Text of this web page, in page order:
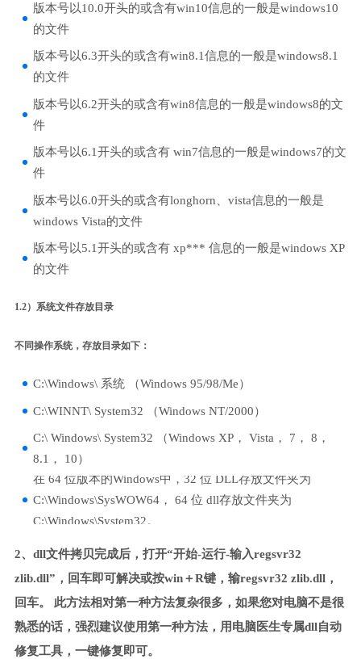
版本号以10.0开头的或含有win10信息的一般是windows10
的文件
版本号以6.3开头的或含有win8.1信息的一般是windows8.1
的文件
版本号以6.2开头的或含有win8信息的一般是windows8的文
件
版本号以6.1开头的或含有 win7信息的一般是windows7的文
件
版本号以6.0开头的或含有longhorn、vista信息的一般是
windows Vista的文件
版本号以5.1开头的或含有 xp*** 信息的一般是windows XP
的文件
1.2）系统文件存放目录
不同操作系统，存放目录如下：
C:\Windows\ 系统 （Windows 95/98/Me）
C:\WINNT\ System32 （Windows NT/2000）
C:\ Windows\ System32 （Windows XP， Vista， 7， 8，
8.1， 10）
在 64 位版本的Windows中，32 位 DLL存放文件夹为
C:\Windows\SysWOW64， 64 位 dll存放文件夹为
C:\Windows\System32。
2、dll文件拷贝完成后，打开“开始-运行-输入regsvr32
zlib.dll”，回车即可解决或按win＋R键，输regsvr32 zlib.dll，
回车。 此方法相对第一种方法复杂很多，如果您对电脑不是很
熟悉的话，强烈建议使用第一种方法，用电脑医生专属dll自动
修复工具，一键修复即可。